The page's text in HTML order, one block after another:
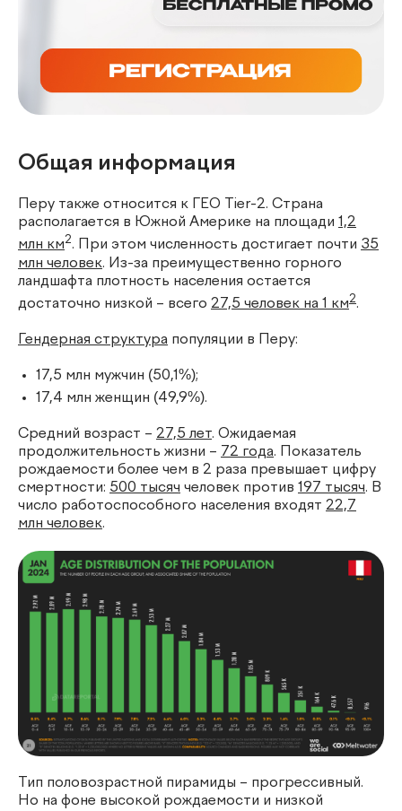
Общая информация
Перу также относится к ГЕО Tier-2. Страна
располагается в Южной Америке на площади 1,2
млн км2. При этом численность достигает почти 35
млн человек. Из-за преимущественно горного
ландшафта плотность населения остается
достаточно низкой – всего 27,5 человек на 1 км2.
Гендерная структура популяции в Перу:
17,5 млн мужчин (50,1%);
17,4 млн женщин (49,9%).
Средний возраст – 27,5 лет. Ожидаемая
продолжительность жизни – 72 года. Показатель
рождаемости более чем в 2 раза превышает цифру
смертности: 500 тысяч человек против 197 тысяч. В
число работоспособного населения входят 22,7
млн человек.
Тип половозрастной пирамиды – прогрессивный.
Но на фоне высокой рождаемости и низкой